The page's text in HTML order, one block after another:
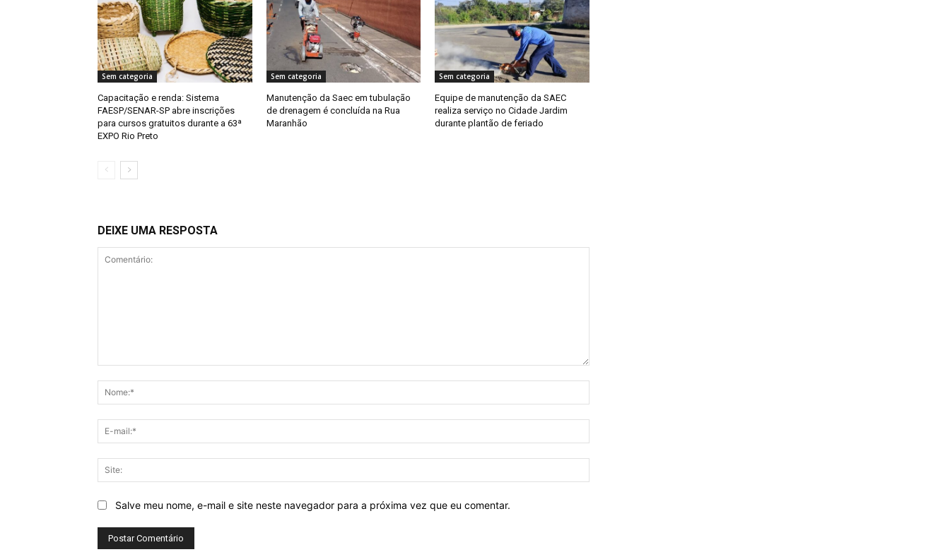
Sem categoria
Capacitação e renda: Sistema
FAESP/SENAR-SP abre inscrições
para cursos gratuitos durante a 63ª
EXPO Rio Preto
Sem categoria
Manutenção da Saec em tubulação
de drenagem é concluída na Rua
Maranhão
Sem categoria
Equipe de manutenção da SAEC
realiza serviço no Cidade Jardim
durante plantão de feriado
DEIXE UMA RESPOSTA
mail:*
Salve meu nome, e-mail e site neste navegador para a próxima vez que eu comentar.